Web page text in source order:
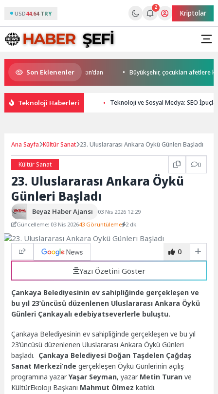
USD44.64 TRY
2
Kriptolar
Son Eklenenler
start Başkan Büyükakın’dan Büyükşehir, çocukları afetlere
Teknoloji Haberleri Teknoloji ve Sosyal Medya: SEO
Ana Sayfa Kültür Sanat 23. Uluslararası Ankara Öykü Günleri Başladı
Kültür Sanat 0
23. Uluslararası Ankara Öykü
Günleri Başladı
Beyaz Haber Ajansı
03 Nis 2026 12:29
Güncelleme: 03 Nis 202643 Görüntüleme 2 dk.
0
Yazı Özetini Göster
Çankaya Belediyesinin ev sahipliğinde gerçekleşen ve
bu yıl 23’üncüsü düzenlenen Uluslararası Ankara Öykü
Günleri Çankayalı edebiyatseverlerle buluştu.
Çankaya Belediyesinin ev sahipliğinde gerçekleşen ve bu yıl
23’üncüsü düzenlenen Uluslararası Ankara Öykü Günleri
başladı. Çankaya Belediyesi Doğan Taşdelen Çağdaş
Sanat Merkezi’nde gerçekleşen Öykü Günlerinin açılış
programına yazarYaşar Seyman, yazar Metin Turan ve
KültürEkoloji Başkanı Mahmut Ölmez katıldı.